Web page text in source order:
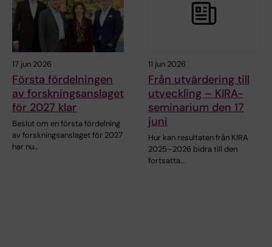
17 jun 2026
Första fördelningen
av forskningsanslaget
för 2027 klar
Beslut om en första fördelning
av forskningsanslaget för 2027
har nu…
11 jun 2026
Från utvärdering till
utveckling – KIRA-
seminarium den 17
juni
Hur kan resultaten från KIRA
2025–2026 bidra till den
fortsatta…